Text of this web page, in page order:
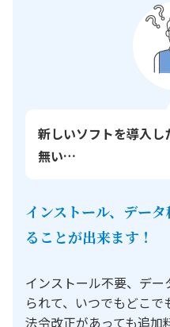
新しいソフトを導入
無い…
インストール、デー
ることが出来ます！
インストール不要、デ
られて、いつでもどこで
法令改正があっても追加